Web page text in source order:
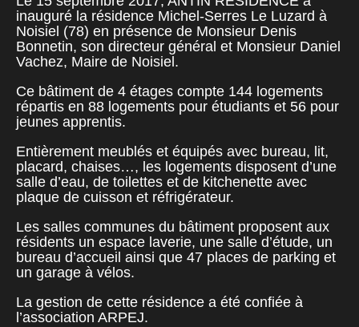
inauguré la résidence Michel-Serres Le Luzard à
Noisiel (78) en présence de Monsieur Denis
Bonnetin, son directeur général et Monsieur Daniel
Vachez, Maire de Noisiel.
Ce bâtiment de 4 étages compte 144 logements
répartis en 88 logements pour étudiants et 56 pour
jeunes apprentis.
Entièrement meublés et équipés avec bureau, lit,
placard, chaises…, les logements disposent d’une
salle d’eau, de toilettes et de kitchenette avec
plaque de cuisson et réfrigérateur.
Les salles communes du bâtiment proposent aux
résidents un espace laverie, une salle d’étude, un
bureau d’accueil ainsi que 47 places de parking et
un garage à vélos.
La gestion de cette résidence a été confiée à
l’association ARPEJ.